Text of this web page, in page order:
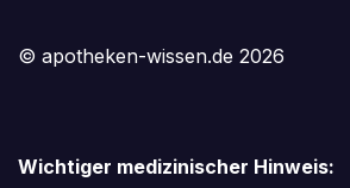
© apotheken-wissen.de 2026
Wichtiger medizinischer Hinweis: